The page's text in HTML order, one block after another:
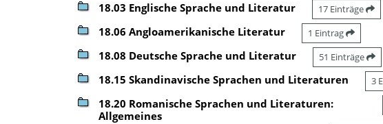
18.03 Englische Sprache und Literatur 17 Einträge
18.06 Angloamerikanische Literatur 1 Eintrag
18.08 Deutsche Sprache und Literatur 51 Einträge
18.15 Skandinavische Sprachen und Literaturen 3
18.20 Romanische Sprachen und Literaturen:
Allgemeines